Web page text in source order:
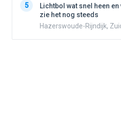
5
Lichtbol wat snel heen
zie het nog steeds
Hazerswoude-Rijndijk,